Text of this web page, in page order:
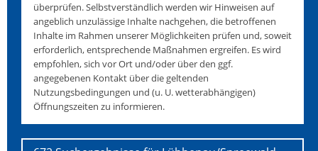
überprüfen. Selbstverständlich werden wir Hinweisen auf
angeblich unzulässige Inhalte nachgehen, die betroffenen
Inhalte im Rahmen unserer Möglichkeiten prüfen und, soweit
erforderlich, entsprechende Maßnahmen ergreifen. Es wird
empfohlen, sich vor Ort und/oder über den ggf.
angegebenen Kontakt über die geltenden
Nutzungsbedingungen und (u. U. wetterabhängigen)
Öffnungszeiten zu informieren.